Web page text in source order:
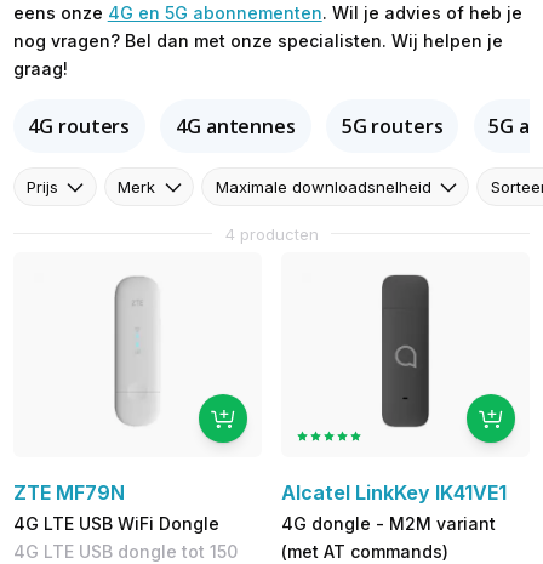
eens onze 4G en 5G abonnementen. Wil je advies of heb je
nog vragen? Bel dan met onze specialisten. Wij helpen je
graag!
4G routers 4G antennes 5G routers 5G
Prijs Merk Maximale downloadsnelheid
4 producten
ZTE MF79N
4G LTE USB WiFi Dongle
4G LTE USB dongle tot 150
Alcatel LinkKey IK41VE1
4G dongle - M2M variant
(met AT commands)